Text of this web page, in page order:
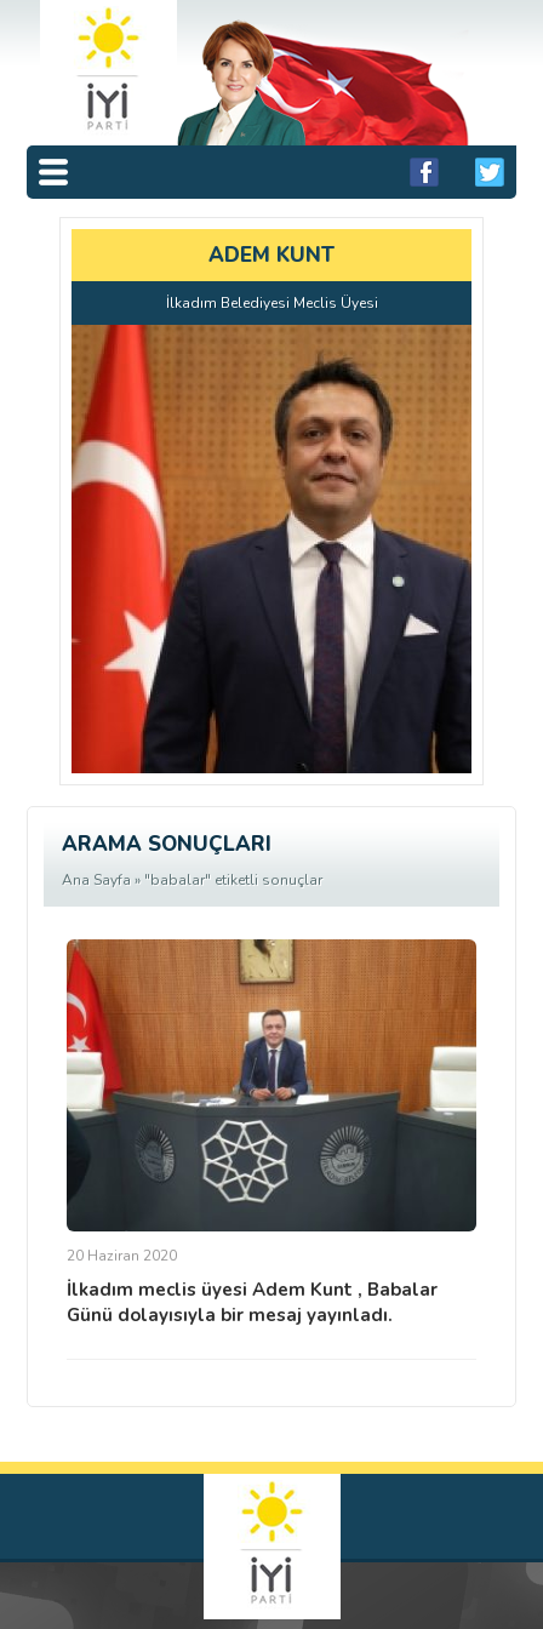
ADEM KUNT
İlkadım Belediyesi Meclis Üyesi
ARAMA SONUÇLARI
Ana Sayfa» "babalar" etiketli sonuçlar
20 Haziran 2020
İlkadım meclis üyesi Adem Kunt , Babalar
Günü dolayısıyla bir mesaj yayınladı.